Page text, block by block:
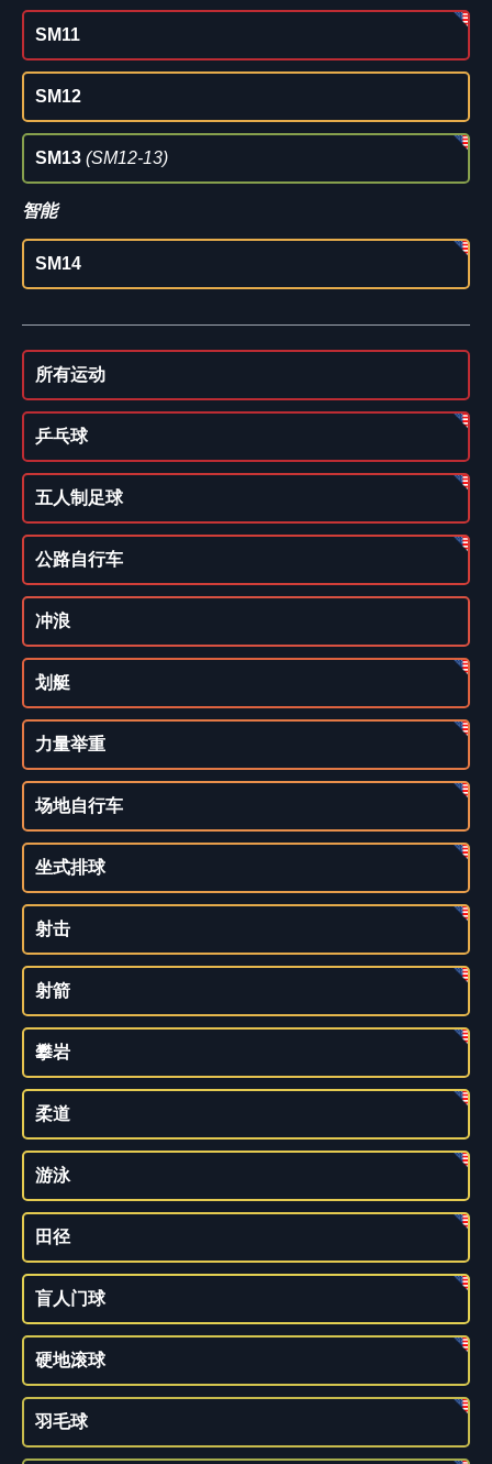
SM11
SM12
SM13 (SM12-13)
智能
SM14
所有运动
乒乓球
五人制足球
公路自行车
冲浪
划艇
力量举重
场地自行车
坐式排球
射击
射箭
攀岩
柔道
游泳
田径
盲人门球
硬地滚球
羽毛球